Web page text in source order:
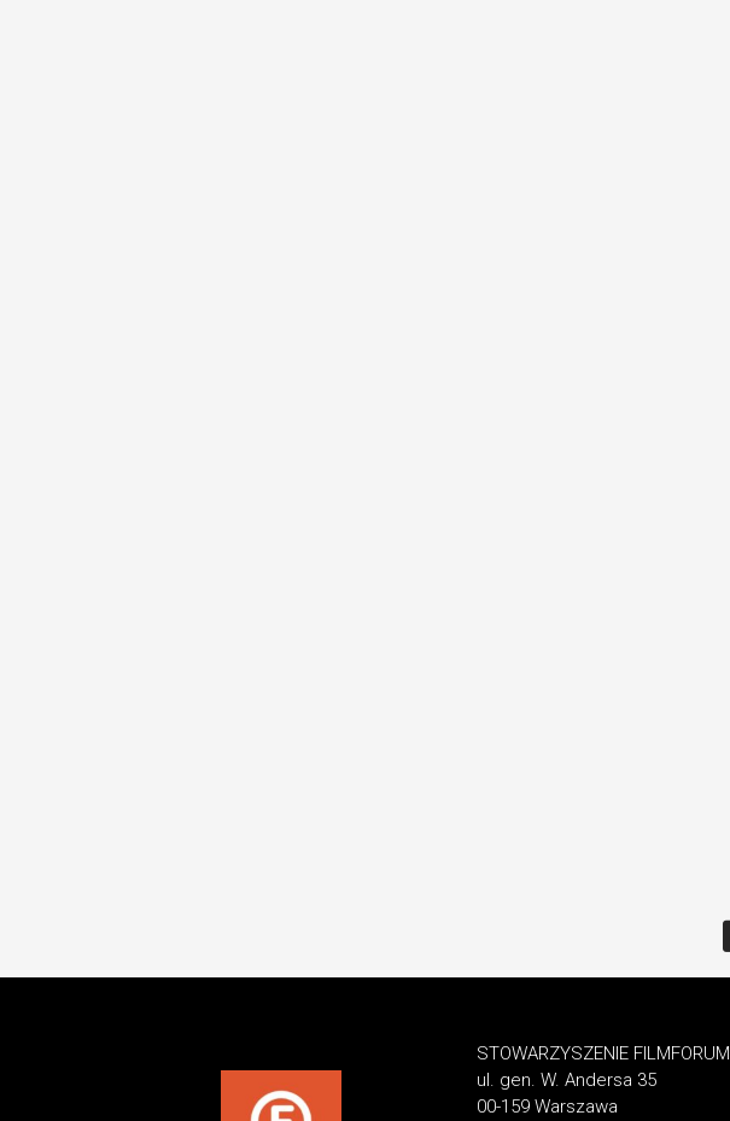
STOWARZYSZENIE FILMFORUM
ul. gen. W. Andersa 35
00-159 Warszawa